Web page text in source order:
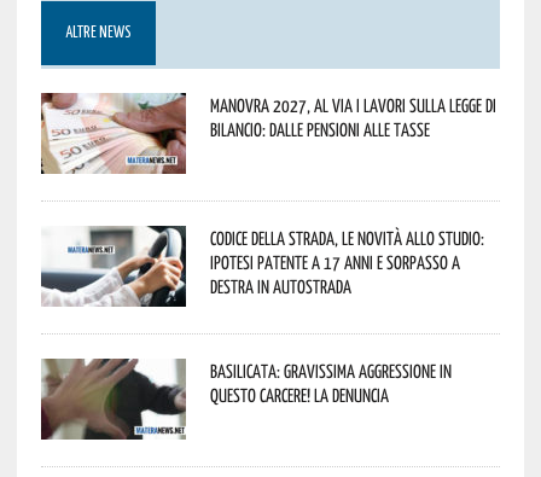
ALTRE NEWS
Manovra 2027, al via i lavori sulla Legge di
Bilancio: dalle pensioni alle tasse
Codice della strada, le novità allo studio:
ipotesi patente a 17 anni e sorpasso a
destra in autostrada
Basilicata: gravissima aggressione in
questo Carcere! La denuncia